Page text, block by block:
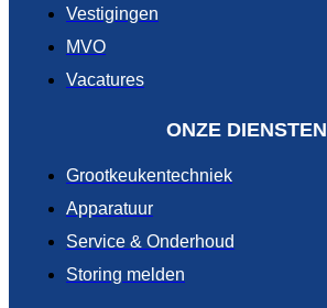
Vestigingen
MVO
Vacatures
ONZE DIENSTEN
Grootkeukentechniek
Apparatuur
Service & Onderhoud
Storing melden